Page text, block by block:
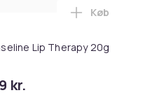
0,5 mm Dermaroller -
Lip Therapy 20g
kr.
Læg
Køb